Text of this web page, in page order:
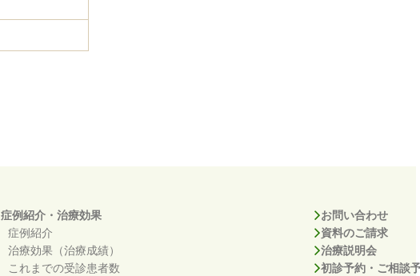
症例紹介・治療効果
症例紹介
治療効果（治療成績）
これまでの受診患者数
お問い合わせ
資料のご請求
治療説明会
初診予約・ご相談